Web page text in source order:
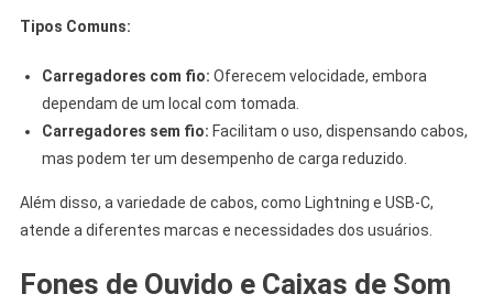
Tipos Comuns:
Carregadores com fio: Oferecem velocidade, embora
dependam de um local com tomada.
Carregadores sem fio: Facilitam o uso, dispensando cabos,
mas podem ter um desempenho de carga reduzido.
Além disso, a variedade de cabos, como Lightning e USB-C,
atende a diferentes marcas e necessidades dos usuários.
Fones de Ouvido e Caixas de Som